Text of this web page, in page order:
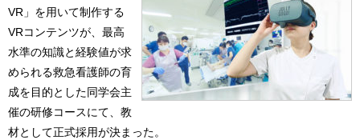
VR」を用いて制作する
VRコンテンツが、最高
水準の知識と経験値が求
められる救急看護師の育
成を目的とした同学会主
催の研修コースにて、教
材として正式採用が決まった。